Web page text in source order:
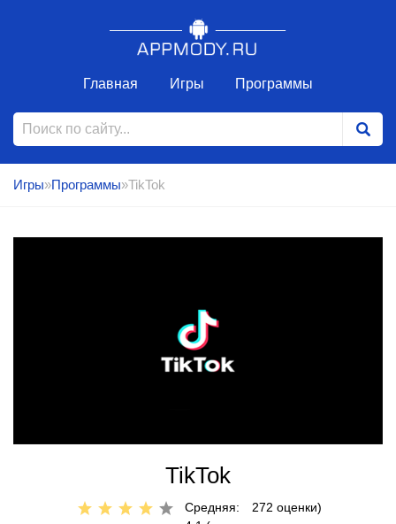
Главная Игры Программы
Игры»Программы»TikTok
TikTok
Средняя:
272 оценки)